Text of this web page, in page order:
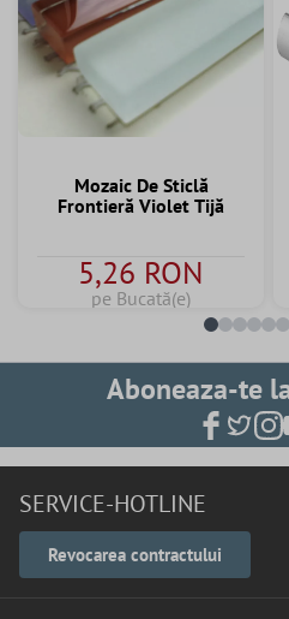
Mozaic De Sticlă
Frontieră Violet Tijă
5,26 RON
pe Bucată(e)
Aboneaza-te
SERVICE-HOTLINE
Revocarea contractului